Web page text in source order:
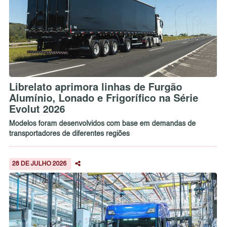
Librelato aprimora linhas de Furgão
Alumínio, Lonado e Frigorífico na Série
Evolut 2026
Modelos foram desenvolvidos com base em demandas de
transportadores de diferentes regiões
28 DE JULHO 2026